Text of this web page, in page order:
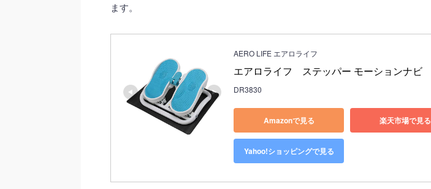
ます。
AERO LIFE エアロライフ
エアロライフ　ステッパー モーションナビ
DR3830
Amazonで見る 楽天市場で見る
Yahoo!ショッピングで見る